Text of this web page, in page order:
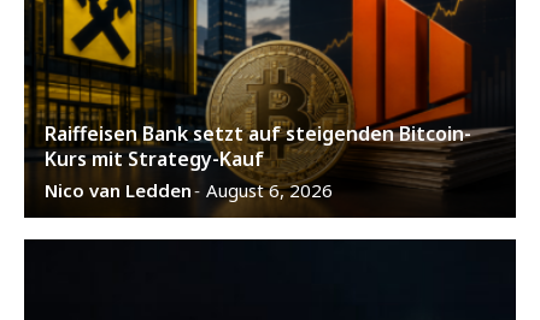
Raiffeisen Bank setzt auf steigenden Bitcoin-
Kurs mit Strategy-Kauf
Nico van Ledden- August 6, 2026